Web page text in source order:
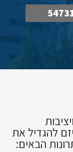
להגדיל את
הבאים: